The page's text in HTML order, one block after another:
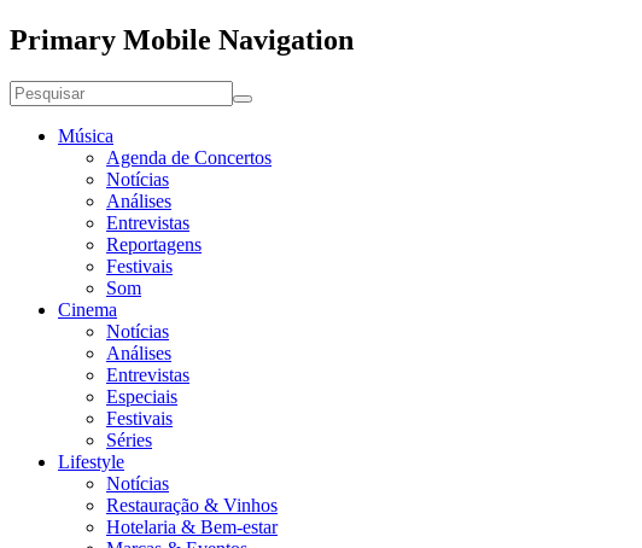
Primary Mobile Navigation
Música
Agenda de Concertos
Notícias
Análises
Entrevistas
Reportagens
Festivais
Som
Cinema
Notícias
Análises
Entrevistas
Especiais
Festivais
Séries
Lifestyle
Notícias
Restauração & Vinhos
Hotelaria & Bem-estar